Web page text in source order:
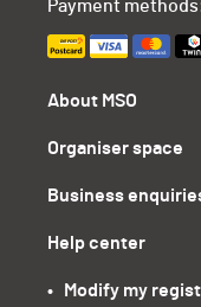
About MSO
Organiser space
Business
Help center
•   Modify my
Payment